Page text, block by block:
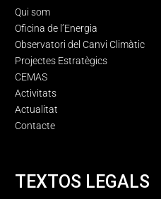
Qui som
Oficina de l’Energia
Observatori del Canvi Climàtic
Projectes Estratègics
CEMAS
Activitats
Actualitat
Contacte
TEXTOS LEGALS